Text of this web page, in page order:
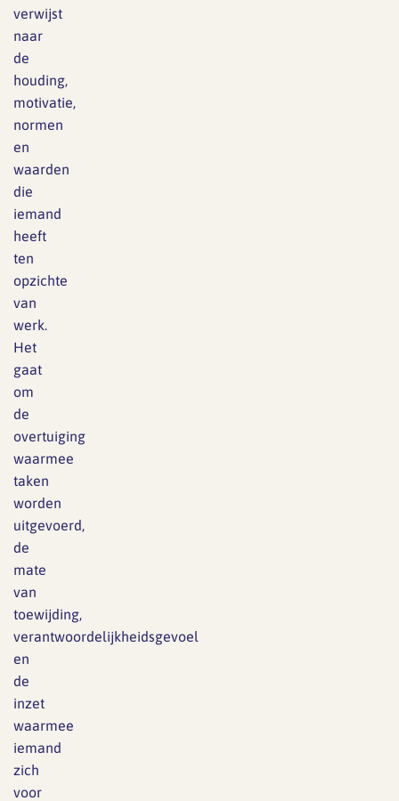
verwijst
naar
de
houding,
motivatie,
normen
en
waarden
die
iemand
heeft
ten
opzichte
van
werk.
Het
gaat
om
de
overtuiging
waarmee
taken
worden
uitgevoerd,
de
mate
van
toewijding,
verantwoordelijkheidsgevoel
en
de
inzet
waarmee
iemand
zich
voor